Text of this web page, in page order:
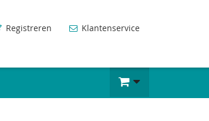
Registreren Klantenservice